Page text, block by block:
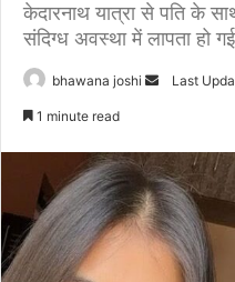
केदारनाथ यात्रा से पति के
संदिग्ध अवस्था में लापता हो
bhawana joshi
Send
Last
1 minute read